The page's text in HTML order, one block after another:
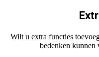
Wilt u extra functies
bedenken